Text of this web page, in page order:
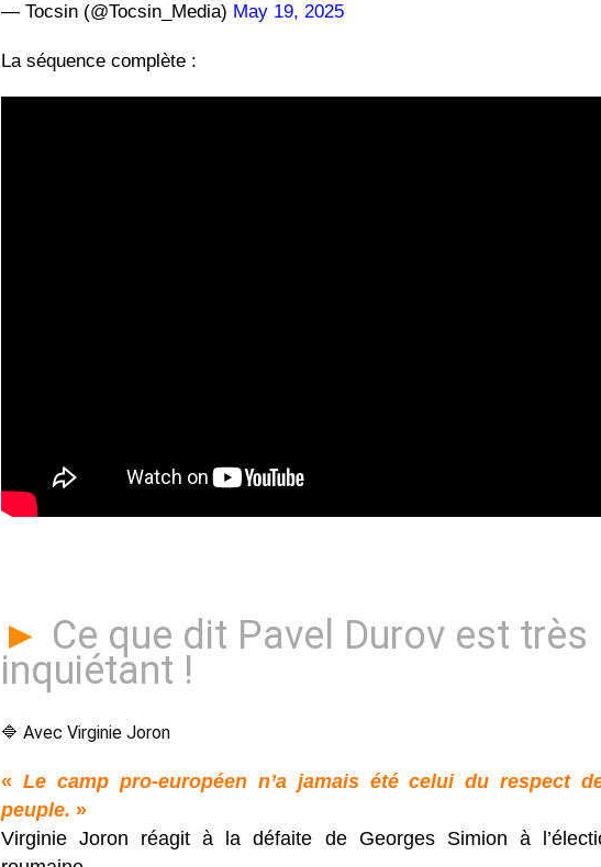
— Tocsin (@Tocsin_Media) May 19, 2025
La séquence complète :
► Ce que dit Pavel Durov est très
inquiétant !
🔷 Avec Virginie Joron
« Le camp pro-européen n’a jamais été celui du respect
peuple. »
Virginie Joron réagit à la défaite de Georges Simion à